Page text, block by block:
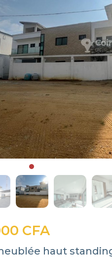
CFA
haut